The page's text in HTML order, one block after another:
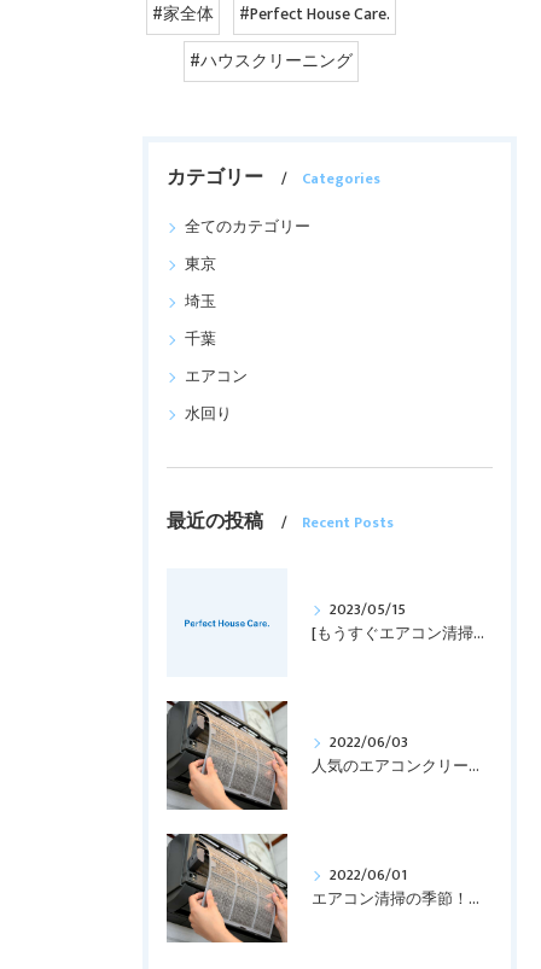
#家全体
#Perfect House Care.
#ハウスクリーニング
カテゴリー
Categories
全てのカテゴリー
東京
埼玉
千葉
エアコン
水回り
最近の投稿 Recent Posts
2023/05/15
[もうすぐエアコン清掃の時期！！]
2022/06/03
人気のエアコンクリーニング！！
2022/06/01
エアコン清掃の季節！！！